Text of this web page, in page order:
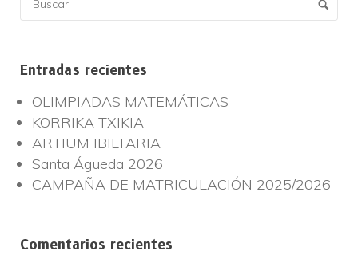
Entradas recientes
OLIMPIADAS MATEMÁTICAS
KORRIKA TXIKIA
ARTIUM IBILTARIA
Santa Águeda 2026
CAMPAÑA DE MATRICULACIÓN 2025/2026
Comentarios recientes